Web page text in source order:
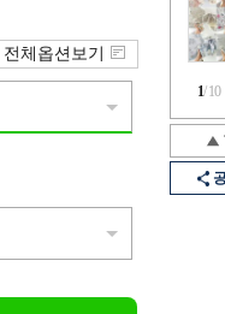
1/10
전체옵션보기